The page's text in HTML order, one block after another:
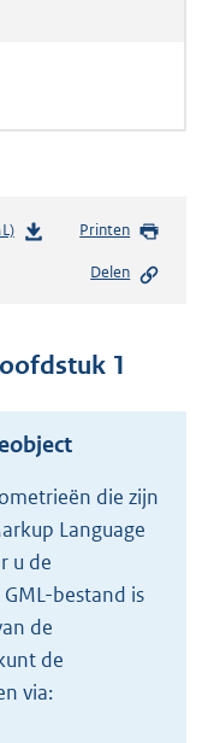
b
n
s
r
o
t
t
e
5
K
b
Printen
Delen
1
die zijn
Language
u de
bestand is
de
de
via: